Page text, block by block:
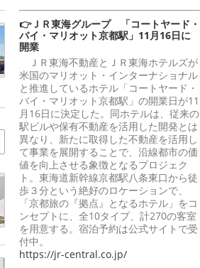
👉ＪＲ東海グループ 「コートヤード・
バイ・マリオット京都駅」11月16日に
開業
ＪＲ東海不動産とＪＲ東海ホテルズが
米国のマリオット・インターナショナル
と推進しているホテル「コートヤード・
バイ・マリオット京都駅」の開業日が11
月16日に決定した。同ホテルは、従来の
駅ビルや保有不動産を活用した開発とは
異なり、新たに取得した不動産を活用し
て事業を展開することで、沿線都市の価
値を向上させる象徴となるプロジェク
ト。東海道新幹線京都駅八条東口から徒
歩３分という絶好のロケーションで、
「京都旅の『拠点』となるホテル」をコ
ンセプトに、全10タイプ、計270の客室
を用意する。宿泊予約は公式サイトで受
付中。
https://jr-central.co.jp/